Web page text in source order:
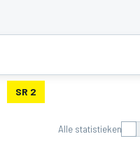
SR 2
Alle statistieken